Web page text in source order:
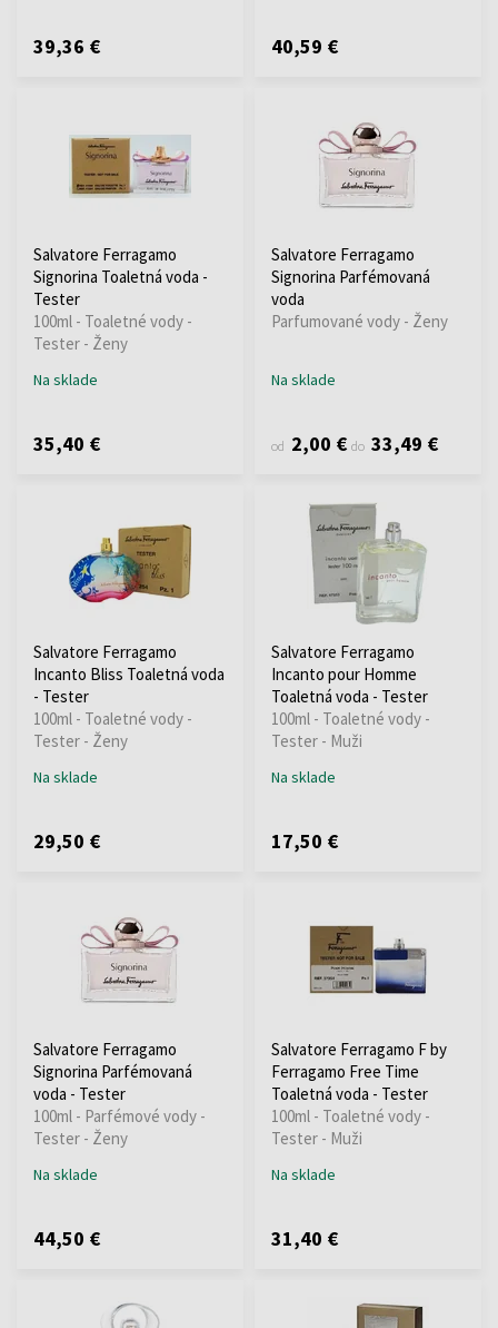
39,36 € 40,59 €
Salvatore Ferragamo
Signorina Toaletná voda -
Tester
100ml - Toaletné vody -
Tester - Ženy
Na sklade
35,40 €
Salvatore Ferragamo
Signorina Parfémovaná
voda
Parfumované vody - Ženy
Na sklade
od 2,00 € do 33,49 €
Salvatore Ferragamo
Incanto Bliss Toaletná voda
- Tester
100ml - Toaletné vody -
Tester - Ženy
Na sklade
29,50 €
Salvatore Ferragamo
Incanto pour Homme
Toaletná voda - Tester
100ml - Toaletné vody -
Tester - Muži
Na sklade
17,50 €
Salvatore Ferragamo
Signorina Parfémovaná
voda - Tester
100ml - Parfémové vody -
Tester - Ženy
Na sklade
44,50 €
Salvatore Ferragamo F by
Ferragamo Free Time
Toaletná voda - Tester
100ml - Toaletné vody -
Tester - Muži
Na sklade
31,40 €